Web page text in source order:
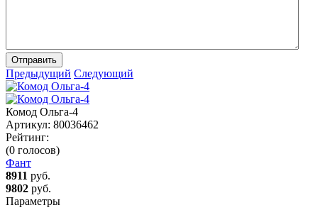
Отправить
Предыдущий Следующий
Комод Ольга-4
Артикул: 80036462
Рейтинг:
(0 голосов)
Фант
8911 руб.
9802 руб.
Параметры